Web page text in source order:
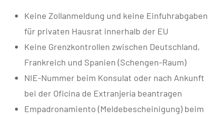
Keine Zollanmeldung und keine Einfuhrabgaben
für privaten Hausrat innerhalb der EU
Keine Grenzkontrollen zwischen Deutschland,
Frankreich und Spanien (Schengen-Raum)
NIE-Nummer beim Konsulat oder nach Ankunft
bei der Oficina de Extranjería beantragen
Empadronamiento (Meldebescheinigung) beim